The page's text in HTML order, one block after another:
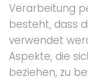
Verarbeitung
besteht, dass
verwendet
Aspekte, die
beziehen, zu